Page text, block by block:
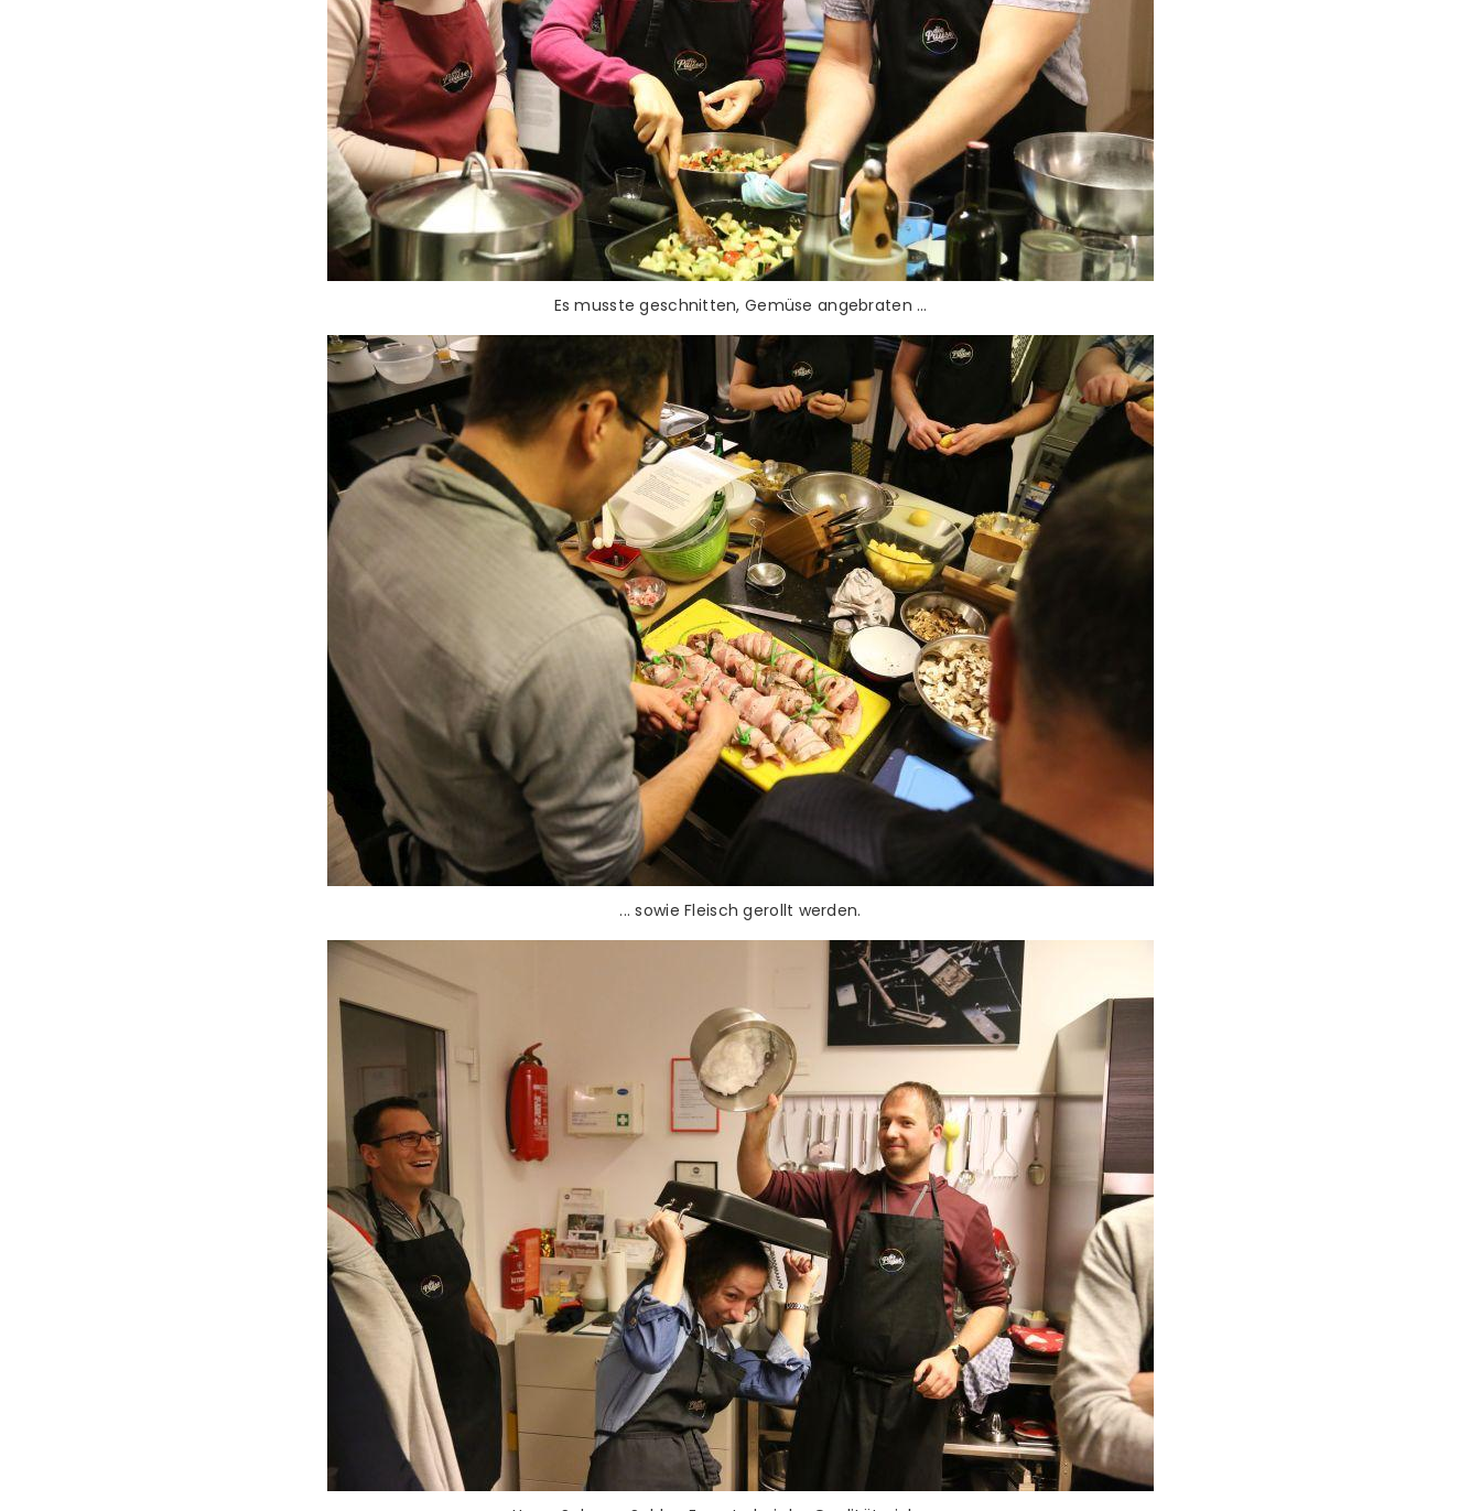
Es musste geschnitten, Gemüse angebraten …
... sowie Fleisch gerollt werden.